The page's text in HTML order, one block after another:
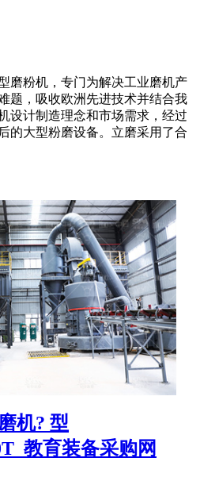
磨粉机，专门为解决工业磨机产
题，吸收欧洲先进技术并结合我
设计制造理念和市场需求，经过
的大型粉磨设备。立磨采用了合
机? 型
教育装备采购网